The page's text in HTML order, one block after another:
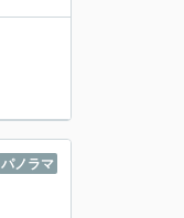
パノラマ